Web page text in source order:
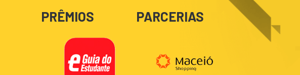
PRÊMIOS PARCERIAS